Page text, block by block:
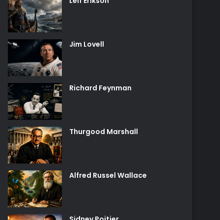
Jim Lovell
Richard Feynman
Thurgood Marshall
Alfred Russel Wallace